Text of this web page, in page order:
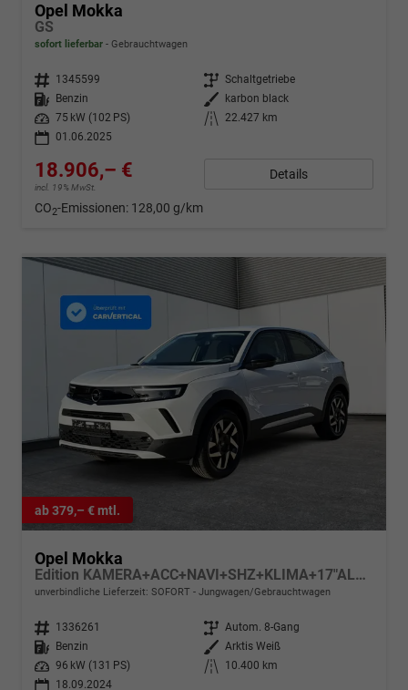
Opel Mokka
GS
sofort lieferbar Gebrauchtwagen
Fahrzeugnr. 1345599 Getriebe Schaltgetriebe
Kraftstoff
Benzin Außenfarbe
karbon black
Leistung
75 kW (102 PS) Kilometerstand
22.427 km
01.06.2025
18.906,– €
incl. 19% MwSt.
Details
CO2-Emissionen: 128,00 g/km
ab 379,– € mtl.
Opel Mokka
Edition KAMERA+ACC+NAVI+SHZ+KLIMA+17"ALU+LED
unverbindliche Lieferzeit: SOFORT Jungwagen/Gebrauchtwagen
Fahrzeugnr. 1336261 Getriebe Autom. 8-Gang
Kraftstoff
Benzin Außenfarbe Arktis Weiß
Leistung
96 kW (131 PS) Kilometerstand
10.400 km
18.09.2024